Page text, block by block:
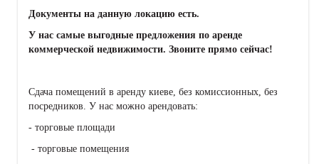
Документы на данную локацию есть.
У нас самые выгодные предложения по аренде
коммерческой недвижимости. Звоните прямо сейчас!
Сдача помещений в аренду киеве, без комиссионных, без
посредников. У нас можно арендовать:
- торговые площади
- торговые помещения